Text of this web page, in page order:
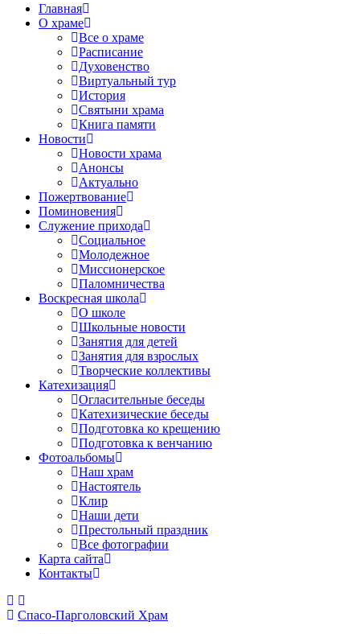
Главная
О храме
Все о храме
Расписание
Духовенство
Виртуальный тур
История
Святыни храма
Книга памяти
Новости
Новости храма
Анонсы
Актуально
Пожертвование
Поминовения
Служение прихода
Социальное
Молодежное
Миссионерское
Паломничества
Воскресная школа
О школе
Школьные новости
Занятия для детей
Занятия для взрослых
Творческие коллективы
Катехизация
Огласительные беседы
Катехизические беседы
Подготовка ко крещению
Подготовка к венчанию
Фотоальбомы
Наш храм
Настоятель
Клир
Наши дети
Престольный праздник
Все фотографии
Карта сайта
Контакты
Спасо-Парголовский Храм